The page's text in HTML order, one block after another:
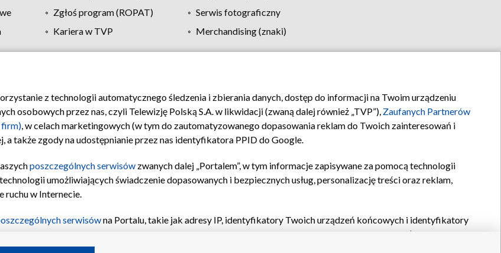
Zgłoś program (ROPAT)
Serwis fotograficzny
Kariera w TVP
Merchandising (znaki)
prywatności Moje zgody Pomoc Biuro reklamy Kontakt
z technologii automatycznego śledzenia i zbierania danych, dostęp do informacji na Twoim urządzeniu
osobowych przez nas, czyli Telewizję Polską S.A. w likwidacji (zwaną dalej również „TVP”), Zaufanych Partnerów
firm), w celach marketingowych (w tym do zautomatyzowanego dopasowania reklam do Twoich zainteresowań i
także zgody na udostępnianie przez nas identyfikatora PPID do Google.
poszczególnych serwisów zwanych dalej „Portalem”, w tym informacje zapisywane za pomocą technologii
umożliwiających świadczenie dopasowanych i bezpiecznych usług, personalizację treści oraz reklam,
ruchu w Internecie.
serwisówna Portalu, takie jak adresy IP, identyfikatory Twoich urządzeń końcowych i identyfikatory
oraz pozostałych
informacji na urządzeniu lub dostęp do nich, wyboru podstawowych reklam, wyboru spersonalizowanych